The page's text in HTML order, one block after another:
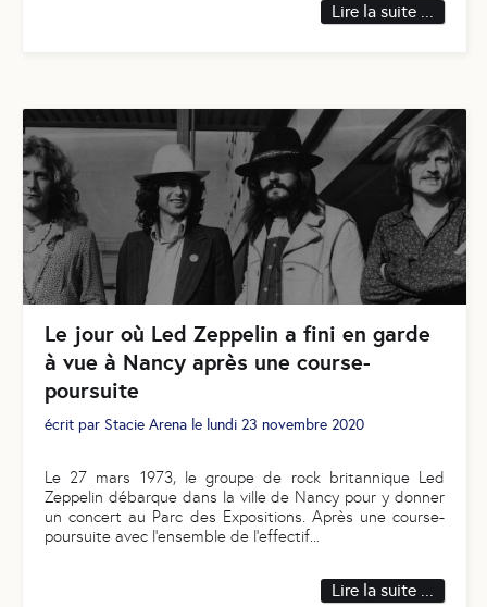
Lire la suite ...
Le jour où Led Zeppelin a fini en garde
à vue à Nancy après une course-
poursuite
écrit par Stacie Arena le lundi 23 novembre 2020
Le 27 mars 1973, le groupe de rock britannique Led
Zeppelin débarque dans la ville de Nancy pour y donner
un concert au Parc des Expositions. Après une course-
poursuite avec l’ensemble de l’effectif
Lire la suite ...